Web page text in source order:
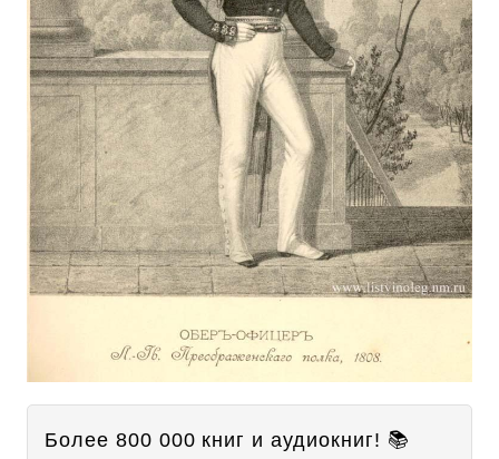
Более 800 000 книг и аудиокниг! 📚